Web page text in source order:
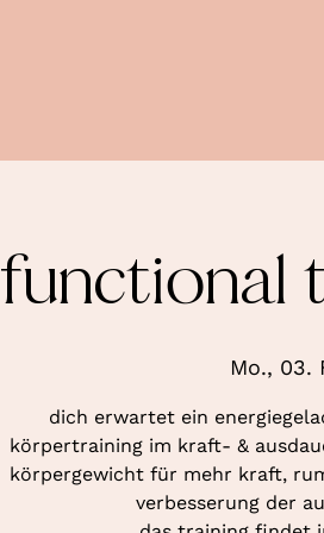
functional
Mo., 03.
dich erwartet ein
körpertraining im kraft- &
körpergewicht für mehr kraft,
verbesserung der